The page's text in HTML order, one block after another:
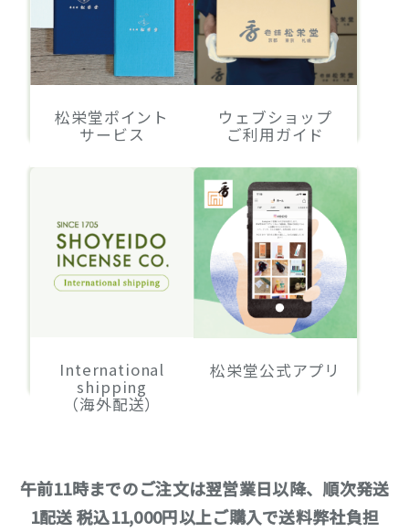
松栄堂ポイント
サービス
ウェブショップ
ご利用ガイド
International
shipping
（海外配送）
松栄堂公式アプリ
午前11時までのご注文は翌営業日以降、順次発送
1配送 税込11,000円以上ご購入で送料弊社負担